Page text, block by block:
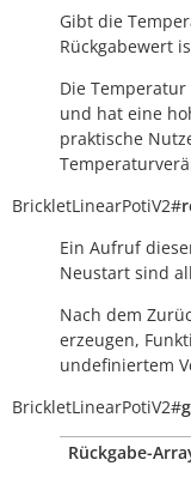
Gibt die
Rückgabewert
Die
und hat eine
praktische
BrickletLinearPotiV2#
Ein Aufruf
Neustart sind
Nach dem
erzeugen,
undefiniertem
BrickletLinearPotiV2#
Rückgabe-